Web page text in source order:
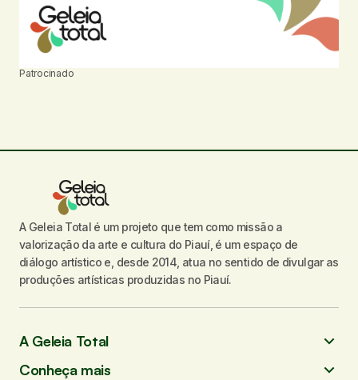
Patrocinado
A Geleia Total é um projeto que tem como missão a
valorização da arte e cultura do Piauí, é um espaço de
diálogo artístico e, desde 2014, atua no sentido de divulgar as
produções artísticas produzidas no Piauí.
A Geleia Total
Conheça mais